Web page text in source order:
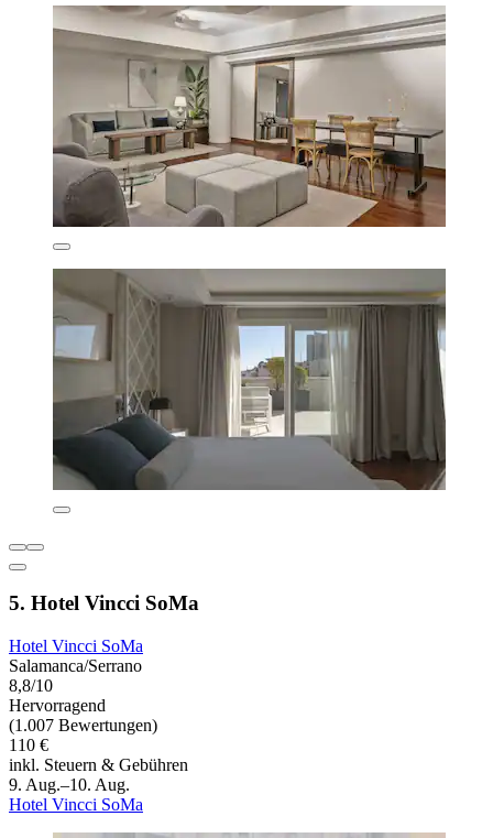
5. Hotel Vincci SoMa
Hotel Vincci SoMa
Salamanca/Serrano
8,8/10
Hervorragend
(1.007 Bewertungen)
110 €
inkl. Steuern & Gebühren
9. Aug.–10. Aug.
Hotel Vincci SoMa